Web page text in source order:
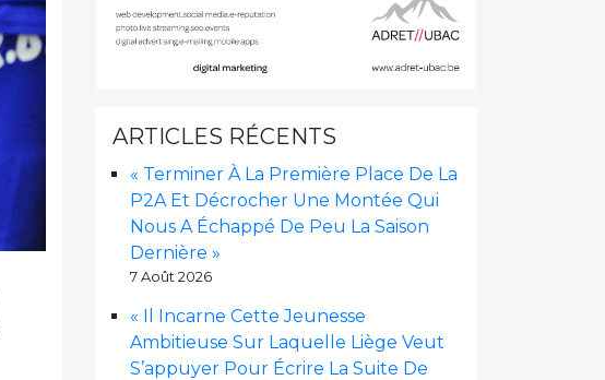
ARTICLES RÉCENTS
« Terminer À La Première Place De La
P2A Et Décrocher Une Montée Qui
Nous A Échappé De Peu La Saison
Dernière »
7 Août 2026
« Il Incarne Cette Jeunesse
Ambitieuse Sur Laquelle Liège Veut
S’appuyer Pour Écrire La Suite De